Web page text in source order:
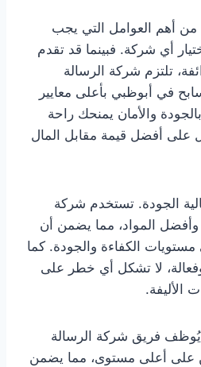
أهم العوامل التي يجب
أي شركة. فبينما قد تقدم
تلتزم شركة الرسالة
في أبوظبي بأعلى معايير
والأمان يمنحك راحة
على أفضل قيمة مقابل المال
الجودة. تستخدم شركة
وأفضل المواد، مما يضمن أن
مستويات الكفاءة والجودة. كما
وفعالة، لا تشكل أي خطر على
الأليفة.
يُوظف فريق شركة الرسالة
على أعلى مستوى، مما يضمن